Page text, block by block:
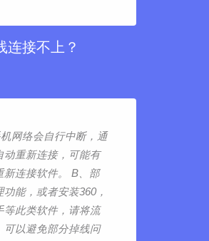
连接不上？
网络会自行中断，通
动重新连接，可能有
新连接软件。 B、部
能，或者安装360，
等此类软件，请将流
可以避免部分掉线问